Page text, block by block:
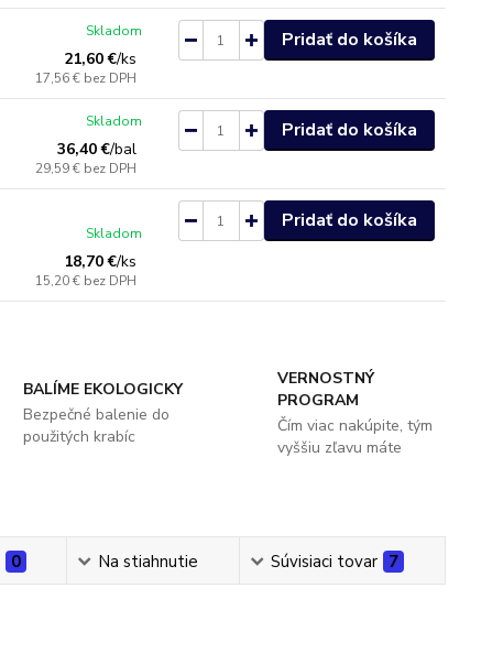
21,60 €/ks
17,56 € bez DPH
Skladom Pridať do košíka
36,40 €/bal
29,59 € bez DPH
Skladom Pridať do košíka
18,70 €/ks
15,20 € bez DPH
Skladom
Pridať do košíka
BALÍME EKOLOGICKY
Bezpečné balenie do
použitých krabíc
VERNOSTNÝ
PROGRAM
Čím viac nakúpite, tým
vyššiu zľavu máte
0 Na stiahnutie Súvisiaci tovar 7